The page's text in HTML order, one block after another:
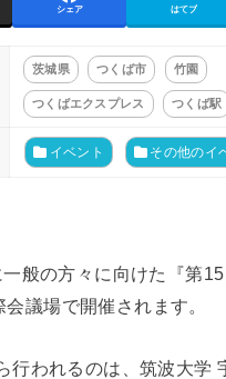
シェア はてブ
茨城県 つくば市 竹園
つくばエクスプレス つくば駅
イベント その他のイ
般の方々に向けた『第15
議場で開催されます。
行われるのは、筑波大学